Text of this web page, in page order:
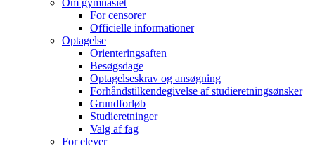
Om gymnasiet
For censorer
Officielle informationer
Optagelse
Orienteringsaften
Besøgsdage
Optagelseskrav og ansøgning
Forhåndstilkendegivelse af studieretningsønsker
Grundforløb
Studieretninger
Valg af fag
For elever